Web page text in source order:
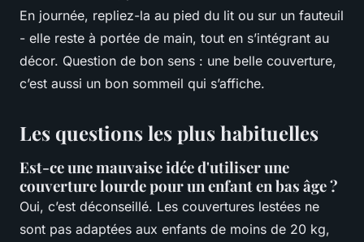
En journée, repliez-la au pied du lit ou sur un fauteuil
- elle reste à portée de main, tout en s’intégrant au
décor. Question de bon sens : une belle couverture,
c’est aussi un bon sommeil qui s’affiche.
Les questions les plus habituelles
Est-ce une mauvaise idée d'utiliser une
couverture lourde pour un enfant en bas âge ?
Oui, c’est déconseillé. Les couvertures lestées ne
sont pas adaptées aux enfants de moins de 20 kg,